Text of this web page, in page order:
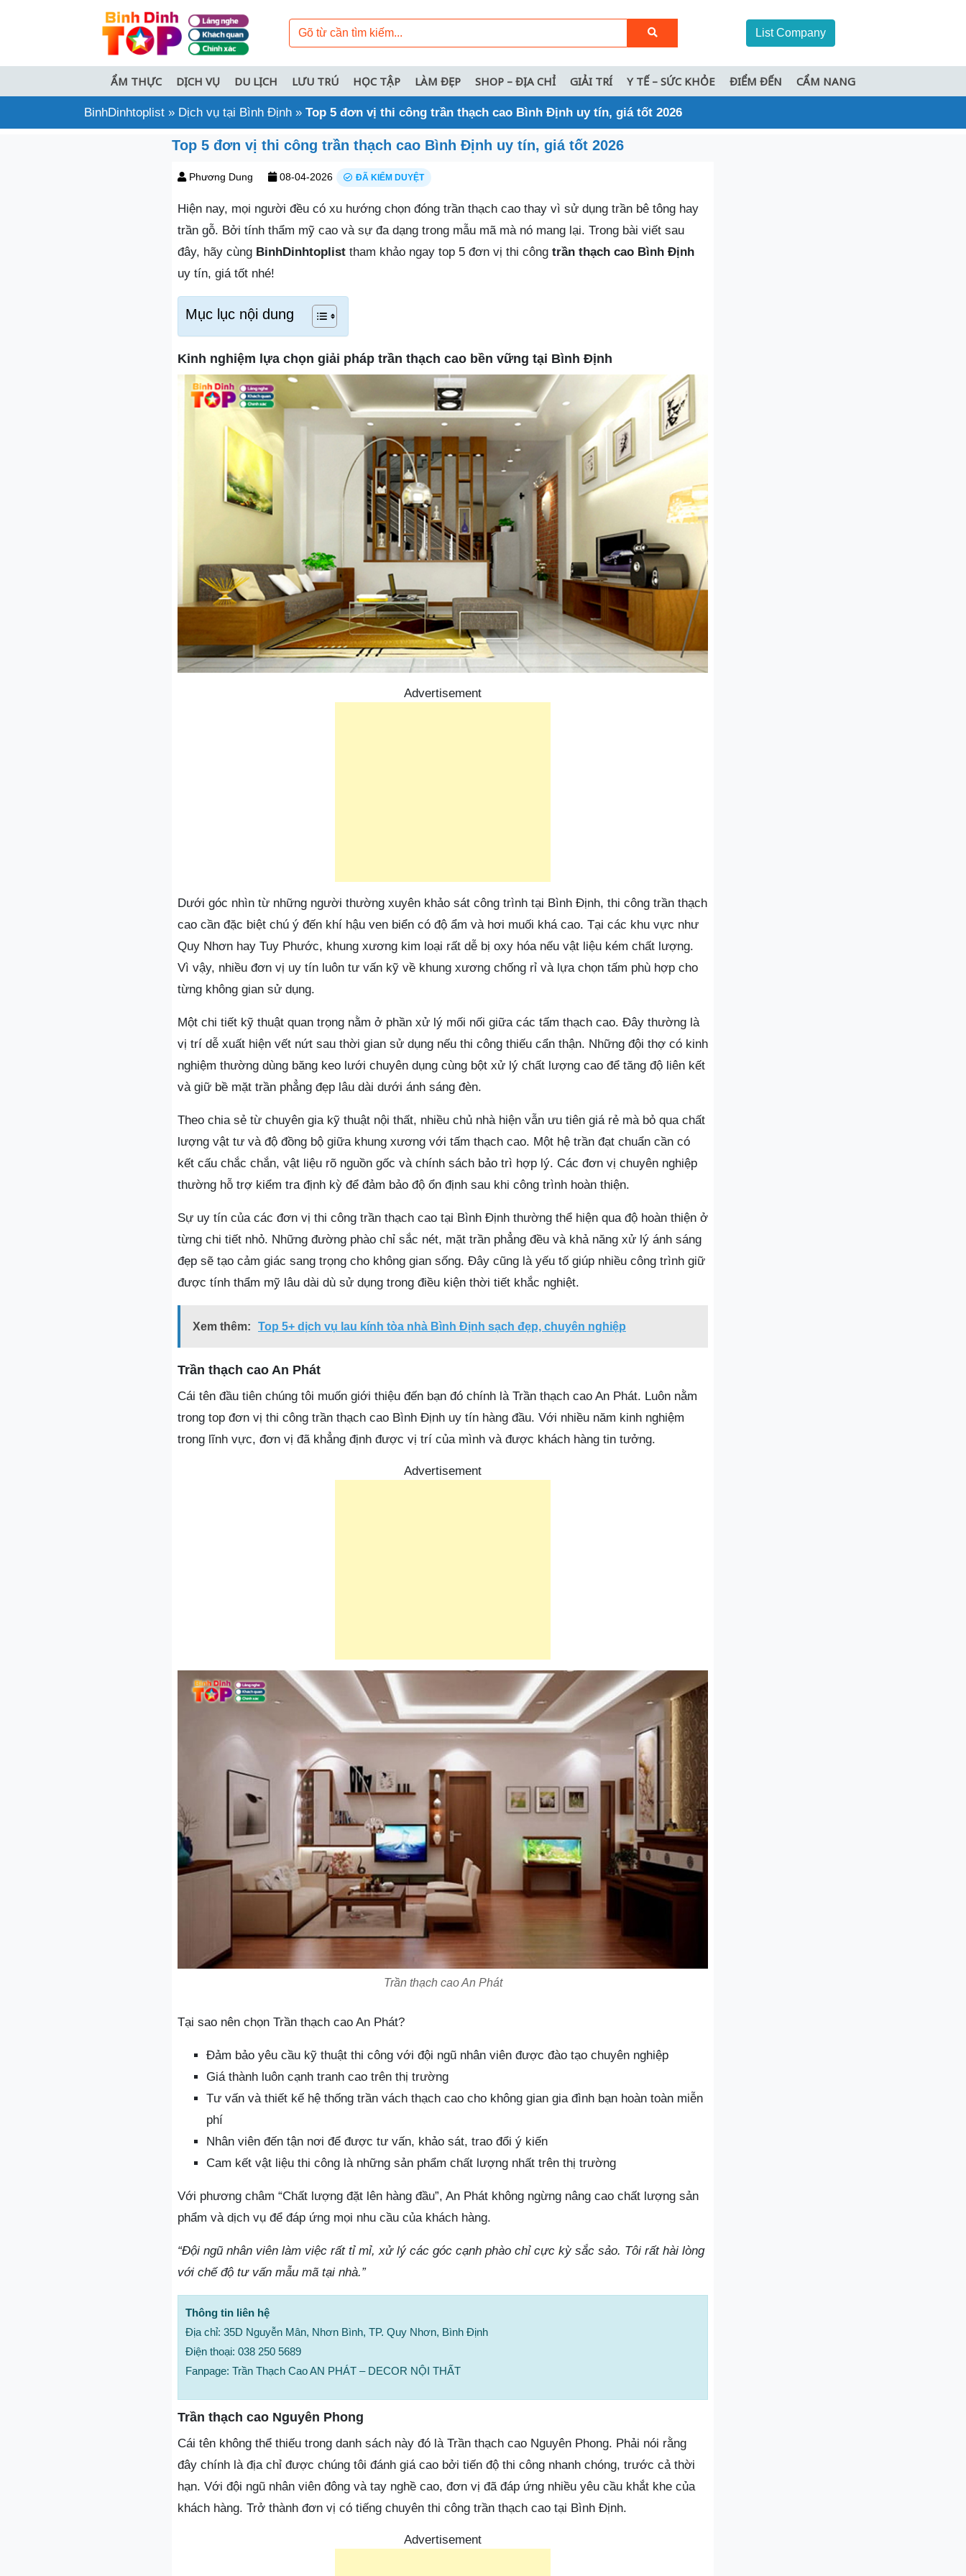
List Company
ẨM THỰC DỊCH VỤ DU LỊCH LƯU TRÚ HỌC TẬP LÀM ĐẸP SHOP – ĐỊA CHỈ GIẢI TRÍ Y TẾ – SỨC KHỎE ĐIỂM ĐẾN CẨM NANG
BinhDinhtoplist » Dịch vụ tại Bình Định » Top 5 đơn vị thi công trần thạch cao Bình Định uy tín, giá tốt 2026
Top 5 đơn vị thi công trần thạch cao Bình Định uy tín, giá tốt 2026
Phương Dung 08-04-2026 ĐÃ KIỂM DUYỆT
Hiện nay, mọi người đều có xu hướng chọn đóng trần thạch cao thay vì sử dụng trần bê tông hay
trần gỗ. Bởi tính thẩm mỹ cao và sự đa dạng trong mẫu mã mà nó mang lại. Trong bài viết sau
đây, hãy cùng BinhDinhtoplist tham khảo ngay top 5 đơn vị thi công trần thạch cao Bình Định
uy tín, giá tốt nhé!
Mục lục nội dung
Kinh nghiệm lựa chọn giải pháp trần thạch cao bền vững tại Bình Định
Advertisement
Dưới góc nhìn từ những người thường xuyên khảo sát công trình tại Bình Định, thi công trần thạch
cao cần đặc biệt chú ý đến khí hậu ven biển có độ ẩm và hơi muối khá cao. Tại các khu vực như
Quy Nhơn hay Tuy Phước, khung xương kim loại rất dễ bị oxy hóa nếu vật liệu kém chất lượng.
Vì vậy, nhiều đơn vị uy tín luôn tư vấn kỹ về khung xương chống rỉ và lựa chọn tấm phù hợp cho
từng không gian sử dụng.
Một chi tiết kỹ thuật quan trọng nằm ở phần xử lý mối nối giữa các tấm thạch cao. Đây thường là
vị trí dễ xuất hiện vết nứt sau thời gian sử dụng nếu thi công thiếu cẩn thận. Những đội thợ có kinh
nghiệm thường dùng băng keo lưới chuyên dụng cùng bột xử lý chất lượng cao để tăng độ liên kết
và giữ bề mặt trần phẳng đẹp lâu dài dưới ánh sáng đèn.
Theo chia sẻ từ chuyên gia kỹ thuật nội thất, nhiều chủ nhà hiện vẫn ưu tiên giá rẻ mà bỏ qua chất
lượng vật tư và độ đồng bộ giữa khung xương với tấm thạch cao. Một hệ trần đạt chuẩn cần có
kết cấu chắc chắn, vật liệu rõ nguồn gốc và chính sách bảo trì hợp lý. Các đơn vị chuyên nghiệp
thường hỗ trợ kiểm tra định kỳ để đảm bảo độ ổn định sau khi công trình hoàn thiện.
Sự uy tín của các đơn vị thi công trần thạch cao tại Bình Định thường thể hiện qua độ hoàn thiện ở
từng chi tiết nhỏ. Những đường phào chỉ sắc nét, mặt trần phẳng đều và khả năng xử lý ánh sáng
đẹp sẽ tạo cảm giác sang trọng cho không gian sống. Đây cũng là yếu tố giúp nhiều công trình giữ
được tính thẩm mỹ lâu dài dù sử dụng trong điều kiện thời tiết khắc nghiệt.
Xem thêm: Top 5+ dịch vụ lau kính tòa nhà Bình Định sạch đẹp, chuyên nghiệp
Trần thạch cao An Phát
Cái tên đầu tiên chúng tôi muốn giới thiệu đến bạn đó chính là Trần thạch cao An Phát. Luôn nằm
trong top đơn vị thi công trần thạch cao Bình Định uy tín hàng đầu. Với nhiều năm kinh nghiệm
trong lĩnh vực, đơn vị đã khẳng định được vị trí của mình và được khách hàng tin tưởng.
Advertisement
Trần thạch cao An Phát
Tại sao nên chọn Trần thạch cao An Phát?
Đảm bảo yêu cầu kỹ thuật thi công với đội ngũ nhân viên được đào tạo chuyên nghiệp
Giá thành luôn cạnh tranh cao trên thị trường
Tư vấn và thiết kế hệ thống trần vách thạch cao cho không gian gia đình bạn hoàn toàn miễn
phí
Nhân viên đến tận nơi để được tư vấn, khảo sát, trao đổi ý kiến
Cam kết vật liệu thi công là những sản phẩm chất lượng nhất trên thị trường
Với phương châm “Chất lượng đặt lên hàng đầu”, An Phát không ngừng nâng cao chất lượng sản
phẩm và dịch vụ để đáp ứng mọi nhu cầu của khách hàng.
“Đội ngũ nhân viên làm việc rất tỉ mỉ, xử lý các góc cạnh phào chỉ cực kỳ sắc sảo. Tôi rất hài lòng
với chế độ tư vấn mẫu mã tại nhà.”
Thông tin liên hệ
Địa chỉ: 35D Nguyễn Mân, Nhơn Bình, TP. Quy Nhơn, Bình Định
Điện thoại: 038 250 5689
Fanpage: Trần Thạch Cao AN PHÁT – DECOR NỘI THẤT
Trần thạch cao Nguyên Phong
Cái tên không thể thiếu trong danh sách này đó là Trần thạch cao Nguyên Phong. Phải nói rằng
đây chính là địa chỉ được chúng tôi đánh giá cao bởi tiến độ thi công nhanh chóng, trước cả thời
hạn. Với đội ngũ nhân viên đông và tay nghề cao, đơn vị đã đáp ứng nhiều yêu cầu khắt khe của
khách hàng. Trở thành đơn vị có tiếng chuyên thi công trần thạch cao tại Bình Định.
Advertisement